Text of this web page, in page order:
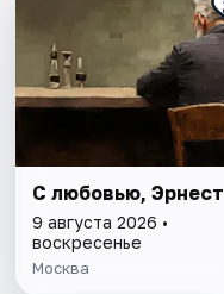
С любовью, Эрнест
9 августа 2026 •
воскресенье
Москва